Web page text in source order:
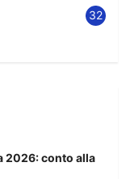
32
2026: conto alla